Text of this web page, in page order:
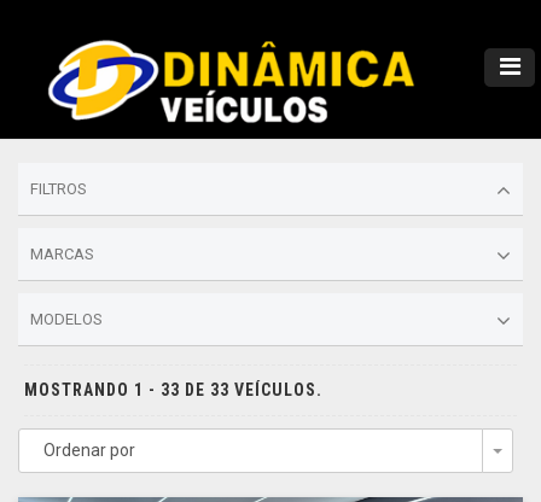
FILTROS
MARCAS
MODELOS
MOSTRANDO 1 - 33 DE 33 VEÍCULOS.
Ordenar por